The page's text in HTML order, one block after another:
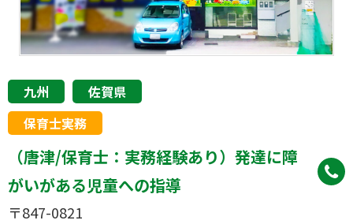
九州
佐賀県
保育士実務
（唐津/保育士：実務経験あり）発達に障
がいがある児童への指導
〒847-0821